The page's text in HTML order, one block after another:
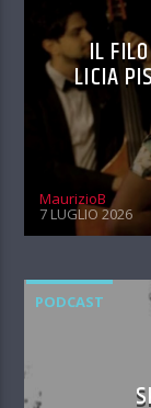
IL
LICIA
MaurizioB
7 LUGLIO 2026
PODCAST